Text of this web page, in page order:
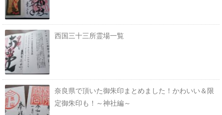
西国三十三所霊場一覧
奈良県で頂いた御朱印まとめました！かわいい＆限
定御朱印も！～神社編～